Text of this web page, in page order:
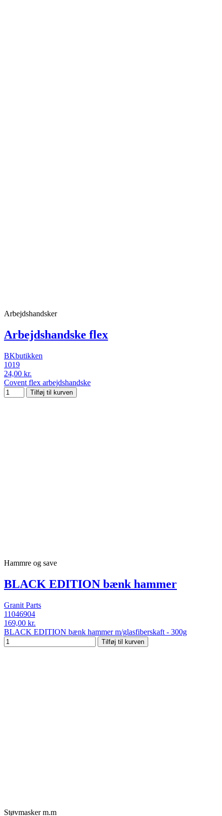
Arbejdshandsker
Arbejdshandske flex
BKbutikken
1019
24,00 kr.
Covent flex arbejdshandske
Tilføj til kurven
Hammre og save
BLACK EDITION bænk hammer
Granit Parts
11046904
169,00 kr.
BLACK EDITION bænk hammer m/glasfiberskaft - 300g
Tilføj til kurven
Støvmasker m.m